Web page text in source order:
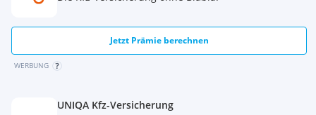
Jetzt Prämie berechnen
WERBUNG
UNIQA Kfz-Versicherung